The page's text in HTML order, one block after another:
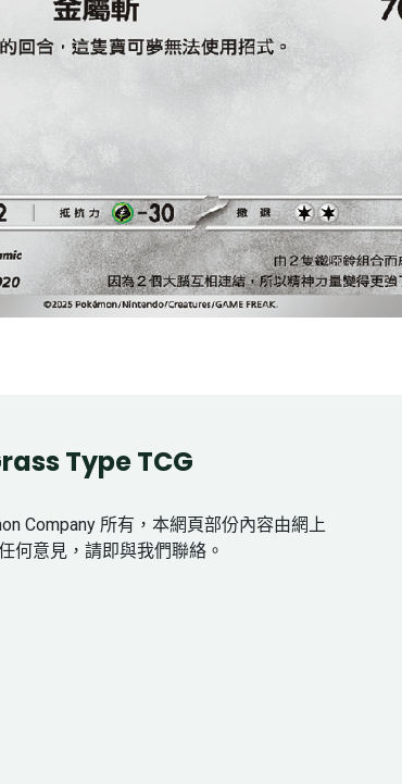
Type TCG
Company 所有，本網頁部份內容由網上
何意見，請即與我們聯絡。